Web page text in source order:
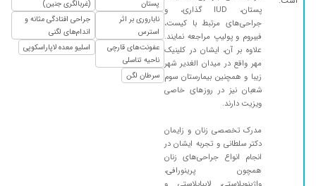
پستان، IUD گذاری، و
جراحی‌های مرتبط با کیست،
فیبروم و پولیپ مراجعه نمایند.
علاوه بر آن، ایشان در کلینیک
مهر واقع در میدان الغدیر شهر
زیبا و همچنین بیمارستان سوم
شعبان نیز در روزهای خاصی
ویزیت دارند.
مدرک تخصصی زنان و زایمان
دکتر سلطانی و تجربه ایشان در
انجام انواع جراحی‌های زنان
همچون پرینورافی،
پستان
ناباروری بر اثر
استرس
عفونت‌های قارچی
ناحیه تناسلی
سرطان لگن
(غربالگری جنین)
جراحی افتادگی مثانه و
اندام‌های لگنی
اسلیو معده لاپاراسکوپی